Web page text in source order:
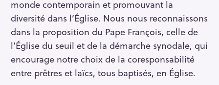
monde contemporain et promouvant la
diversité dans l’Église. Nous nous reconnaissons
dans la proposition du Pape François, celle de
l’Église du seuil et de la démarche synodale, qui
encourage notre choix de la coresponsabilité
entre prêtres et laïcs, tous baptisés, en Église.